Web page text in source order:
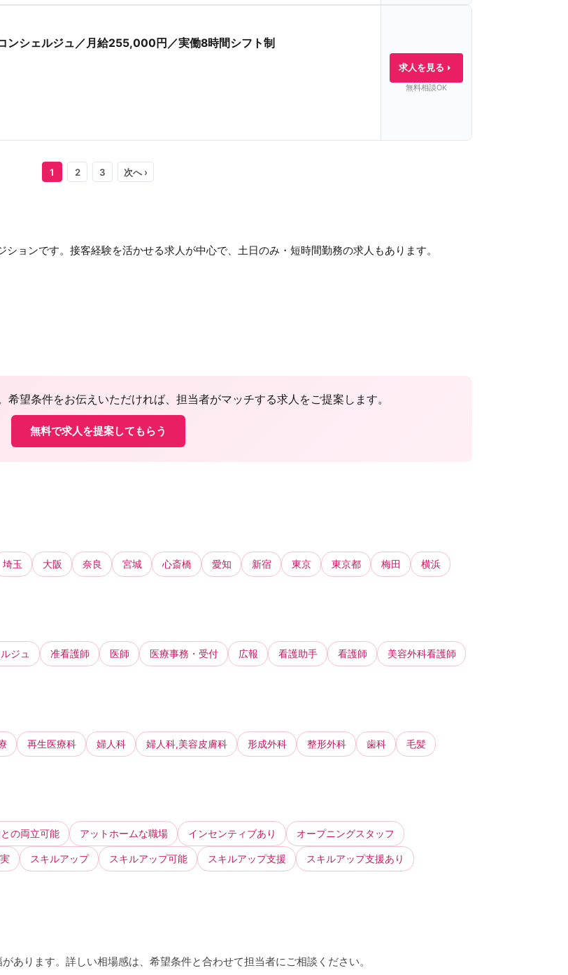
ンシェルジュ／月給255,000円／実働8時間シフト制
求人を見る
無料相談OK
1 2 3 次へ ›
ョンです。接客経験を活かせる求人が中心で、土日のみ・短時間勤務の求人もあります。
希望条件をお伝えいただければ、担当者がマッチする求人をご提案します。
無料で求人を提案してもらう
埼玉 大阪 奈良 宮城 心斎橋 愛知 新宿 東京 東京都 梅田 横浜
ジュ 准看護師 医師 医療事務・受付 広報 看護助手 看護師 美容外科看護師
再生医療科 婦人科 婦人科,美容皮膚科 形成外科 整形外科 歯科 毛髪
の両立可能 アットホームな職場 インセンティブあり オープニングスタッフ
スキルアップ スキルアップ可能 スキルアップ支援 スキルアップ支援あり
あります。詳しい相場感は、希望条件と合わせて担当者にご相談ください。